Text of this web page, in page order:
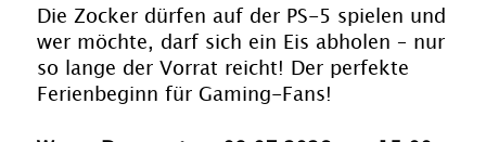
Die Zocker dürfen auf der PS-5 spielen und
wer möchte, darf sich ein Eis abholen – nur
so lange der Vorrat reicht! Der perfekte
Ferienbeginn für Gaming-Fans!